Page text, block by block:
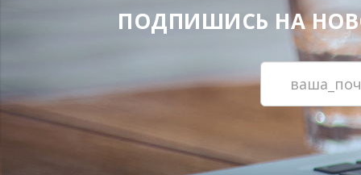
ПОДПИШИСЬ НА